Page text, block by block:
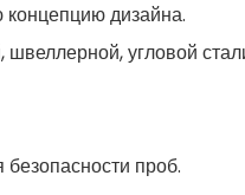
дизайна.
угловой
проб.